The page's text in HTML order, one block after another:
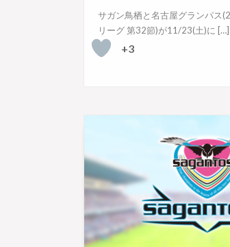
サガン鳥栖と名古屋グランパス
リーグ 第32節)が11/23(土)に […]
+3